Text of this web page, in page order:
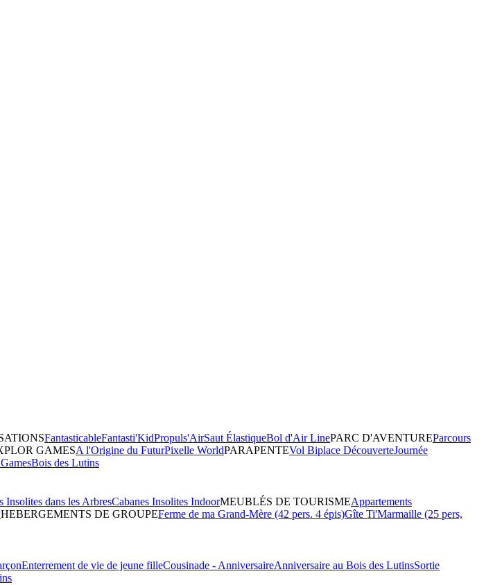
FantasticableFantasti'KidPropuls'AirSaut ÉlastiqueBol d'Air LinePARC D'AVENTUREParcours
GAMESA l'Origine du FuturPixelle WorldPARAPENTEVol Biplace DécouverteJournée
Bois des Lutins
Insolites dans les ArbresCabanes Insolites IndoorMEUBLÉS DE TOURISMEAppartements
HEBERGEMENTS DE GROUPEFerme de ma Grand-Mère (42 pers. 4 épis)Gîte Ti'Marmaille (25 pers,
Enterrement de vie de jeune filleCousinade - AnniversaireAnniversaire au Bois des LutinsSortie